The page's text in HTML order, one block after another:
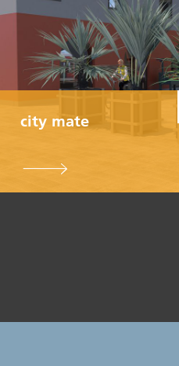
city mate
Individualisierbar
Top- Montage- und